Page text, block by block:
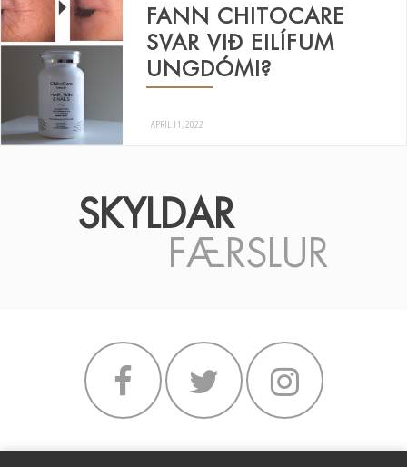
FANN CHITOCARE
SVAR VIÐ EILÍFUM
UNGDÓMI?
APRIL 11, 2022
SKYLDAR
FÆRSLUR